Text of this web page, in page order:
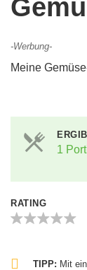
-Werbung-
Meine
1
RATING
TIPP: Mit